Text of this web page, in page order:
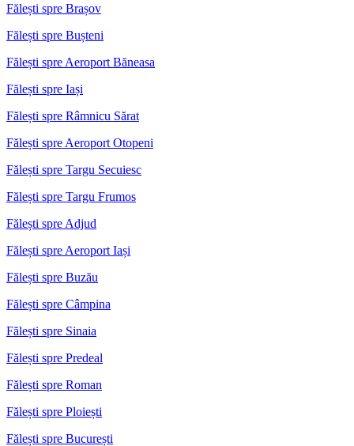
Fălești spre Brașov
Fălești spre Bușteni
Fălești spre Aeroport Băneasa
Fălești spre Iași
Fălești spre Râmnicu Sărat
Fălești spre Aeroport Otopeni
Fălești spre Targu Secuiesc
Fălești spre Targu Frumos
Fălești spre Adjud
Fălești spre Aeroport Iași
Fălești spre Buzău
Fălești spre Câmpina
Fălești spre Sinaia
Fălești spre Predeal
Fălești spre Roman
Fălești spre Ploiești
Fălești spre București